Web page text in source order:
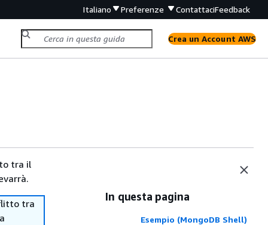
Italiano Preferenze ContattaciFeedback
Crea un Account AWS
tra il
tra
In questa pagina
Esempio (MongoDB Shell)